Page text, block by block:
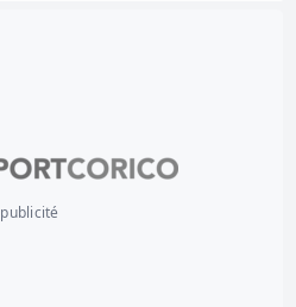
publicité